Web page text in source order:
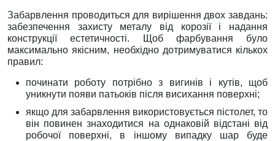
Забарвлення проводиться для вирішення двох завдань:
забезпечення захисту металу від корозії і надання
конструкції естетичності. Щоб фарбування було
максимально якісним, необхідно дотримуватися кількох
правил:
починати роботу потрібно з вигинів і кутів, щоб
уникнути появи патьоків після висихання поверхні;
якщо для забарвлення використовується пістолет, то
він повинен знаходитися на однаковій відстані від
робочої поверхні, в іншому випадку шар буде